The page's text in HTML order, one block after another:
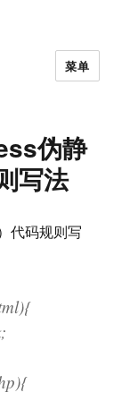
菜单
伪静
写法
代码规则写